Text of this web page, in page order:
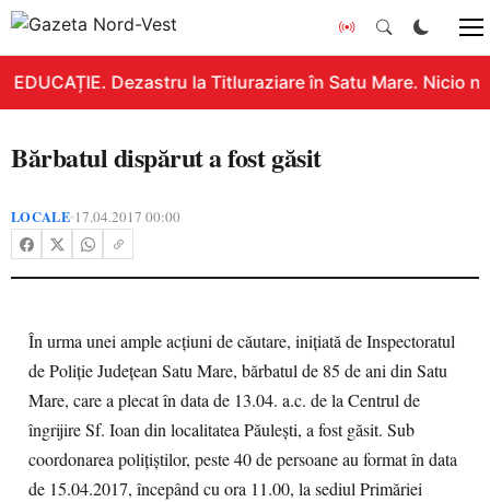
EDUCAȚIE. Dezastru la Titluraziare în Satu Mare. Nicio
Bărbatul dispărut a fost găsit
LOCALE•17.04.2017 00:00
În urma unei ample acțiuni de căutare, inițiată de Inspectoratul
de Poliție Județean Satu Mare, bărbatul de 85 de ani din Satu
Mare, care a plecat în data de 13.04. a.c. de la Centrul de
îngrijire Sf. Ioan din localitatea Păulești, a fost găsit. Sub
coordonarea polițiștilor, peste 40 de persoane au format în data
de 15.04.2017, începând cu ora 11.00, la sediul Primăriei